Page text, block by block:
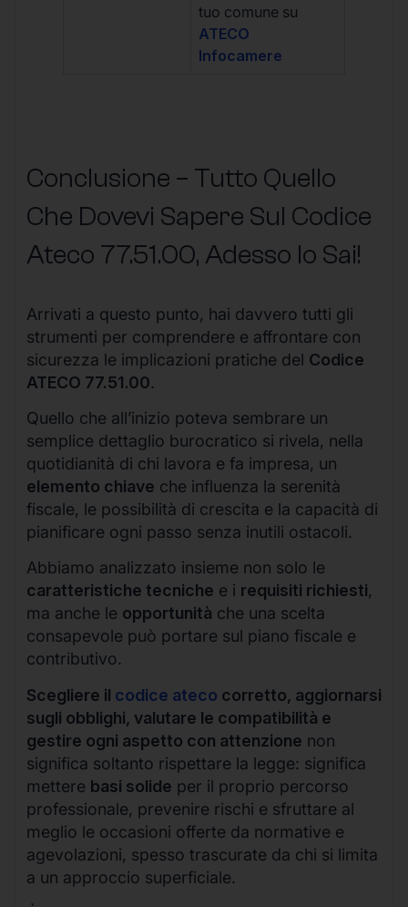
tuo comune su
ATECO
Infocamere
Conclusione – Tutto Quello
Che Dovevi Sapere Sul Codice
Ateco 77.51.00, Adesso lo Sai!
Arrivati a questo punto, hai davvero tutti gli
strumenti per comprendere e affrontare con
sicurezza le implicazioni pratiche del Codice
ATECO 77.51.00.
Quello che all’inizio poteva sembrare un
semplice dettaglio burocratico si rivela, nella
quotidianità di chi lavora e fa impresa, un
elemento chiave che influenza la serenità
fiscale, le possibilità di crescita e la capacità di
pianificare ogni passo senza inutili ostacoli.
Abbiamo analizzato insieme non solo le
caratteristiche tecniche e i requisiti richiesti,
ma anche le opportunità che una scelta
consapevole può portare sul piano fiscale e
contributivo.
Scegliere il codice ateco corretto, aggiornarsi
sugli obblighi, valutare le compatibilità e
gestire ogni aspetto con attenzione non
significa soltanto rispettare la legge: significa
mettere basi solide per il proprio percorso
professionale, prevenire rischi e sfruttare al
meglio le occasioni offerte da normative e
agevolazioni, spesso trascurate da chi si limita
a un approccio superficiale.